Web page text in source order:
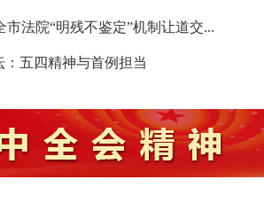
市法院“明残不鉴定”机制让道交...
：五四精神与首例担当